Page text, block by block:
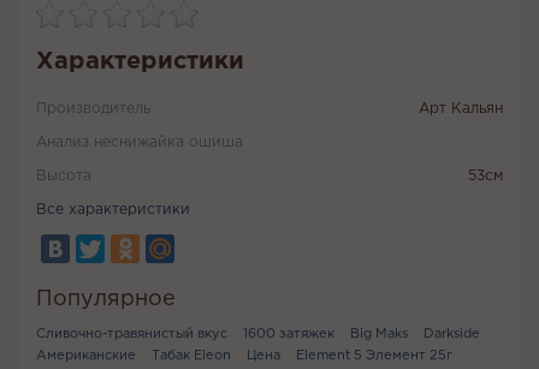
Характеристики
Производитель Арт Кальян
Анализ неснижайка ошиша
Высота 53см
Все характеристики
Популярное
Сливочно-травянистый вкус 1600 затяжек Big Maks
Darkside
Американские
Табак Eleon Цена
Element 5 Элемент 25г